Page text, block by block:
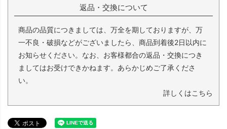
返品・交換について
商品の品質につきましては、万全を期しておりますが、万
一不良・破損などがございましたら、商品到着後2日以内に
お知らせください。なお、お客様都合の返品・交換につき
ましてはお受けできかねます。あらかじめご了承くださ
い。
詳しくはこちら